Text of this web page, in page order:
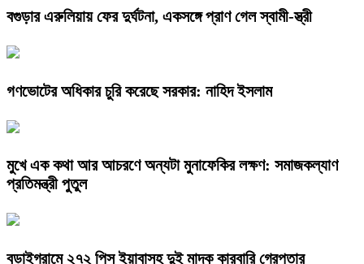
বগুড়ার এরুলিয়ায় ফের দুর্ঘটনা, একসঙ্গে প্রাণ গেল স্বামী-স্ত্রী
গণভোটের অধিকার চুরি করেছে সরকার: নাহিদ ইসলাম
মুখে এক কথা আর আচরণে অন্যটা মুনাফেকির লক্ষণ: সমাজকল্যাণ
প্রতিমন্ত্রী পুতুল
বড়াইগ্রামে ২৭২ পিস ইয়াবাসহ দুই মাদক কারবারি গ্রেপ্তার